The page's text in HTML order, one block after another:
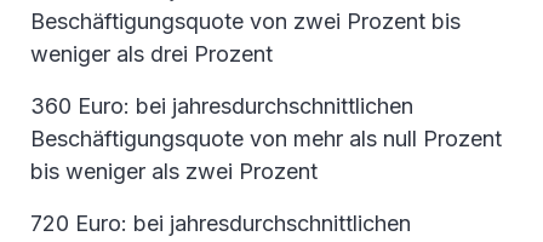
Beschäftigungsquote von zwei Prozent bis
weniger als drei Prozent
360 Euro: bei jahresdurchschnittlichen
Beschäftigungsquote von mehr als null Prozent
bis weniger als zwei Prozent
720 Euro: bei jahresdurchschnittlichen